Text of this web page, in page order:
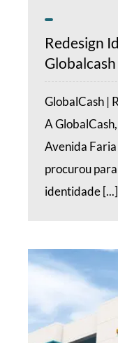
Redesign
Globalcash
GlobalCash |
A
Avenida Faria
procurou
identidade [...]